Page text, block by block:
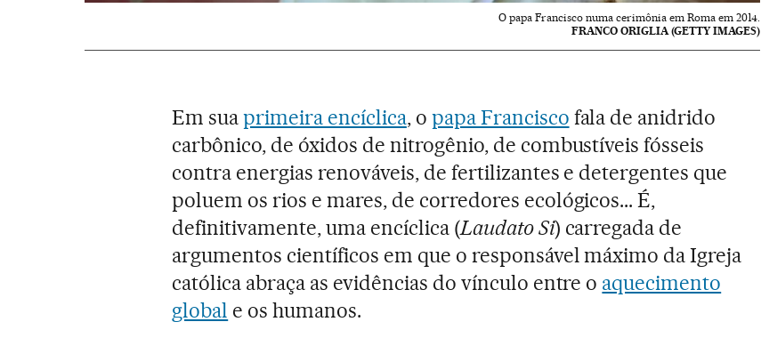
O papa Francisco numa cerimônia em Roma em 2014.
FRANCO ORIGLIA (GETTY IMAGES)
Em suaprimeira encíclica, o papa Francisco fala de anidrido
carbônico, de óxidos de nitrogênio, de combustíveis fósseis
contra energias renováveis, de fertilizantes e detergentes que
poluem os rios e mares, de corredores ecológicos... É,
definitivamente, uma encíclica (Laudato Si) carregada de
argumentos científicos em que o responsável máximo da Igreja
católica abraça as evidências do vínculo entre o aquecimento
global e os humanos.